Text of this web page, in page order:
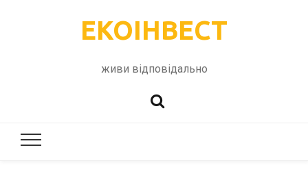
ЕКОІНВЕСТ
живи відповідально